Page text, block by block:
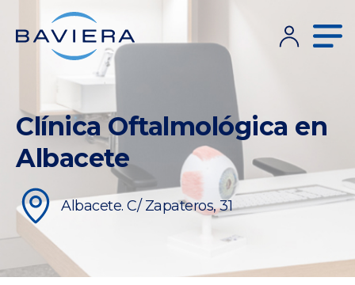
Clínica Oftalmológica en
Albacete
Albacete. C/ Zapateros, 31